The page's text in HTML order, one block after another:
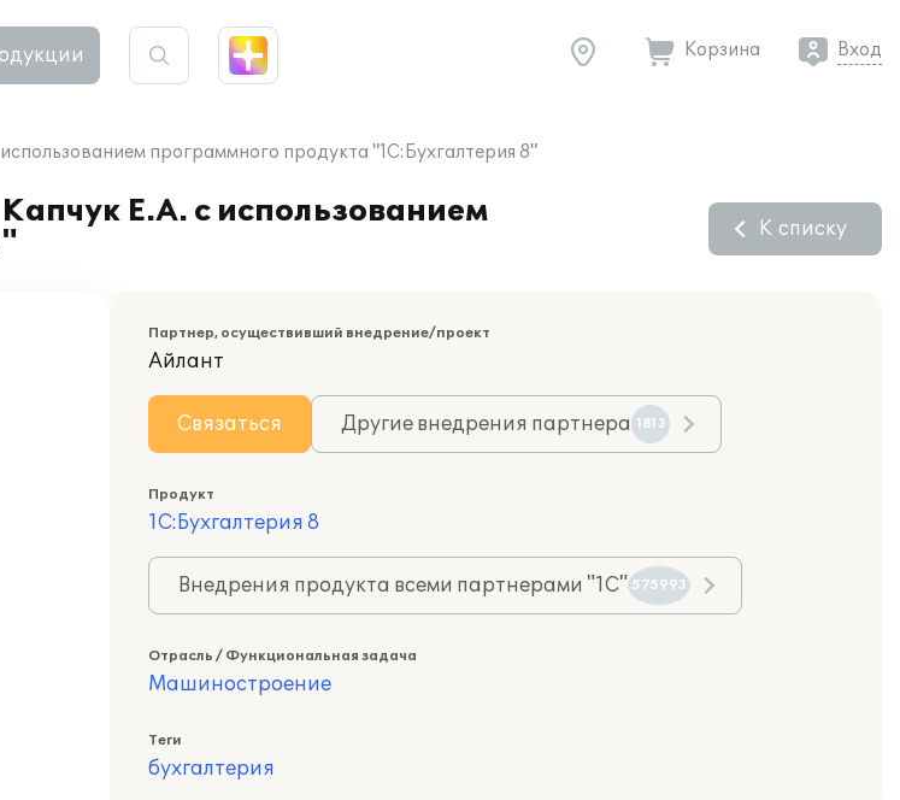
Корзина Вход
программного продукта "1С:Бухгалтерия 8"
Е.А. с использованием
К списку
Партнер, осуществивший внедрение/проект
Айлант
Связаться Другие внедрения партнера 1813
Продукт
1С:Бухгалтерия 8
Внедрения продукта всеми партнерами "1С" 575993
Отрасль / Функциональная задача
Машиностроение
Теги
бухгалтерия